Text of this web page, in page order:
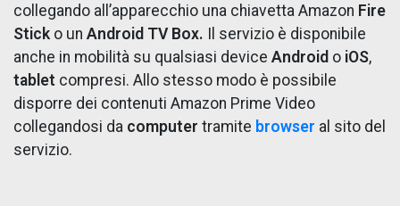
collegando all’apparecchio una chiavetta Amazon Fire
Stick o un Android TV Box. Il servizio è disponibile
anche in mobilità su qualsiasi device Android o iOS,
tablet compresi. Allo stesso modo è possibile
disporre dei contenuti Amazon Prime Video
collegandosi da computer tramite browser al sito del
servizio.